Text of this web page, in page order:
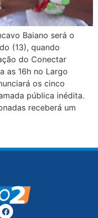
Baiano será o
(13), quando
do Conectar
as 16h no Largo
os cinco
pública inédita.
receberá um